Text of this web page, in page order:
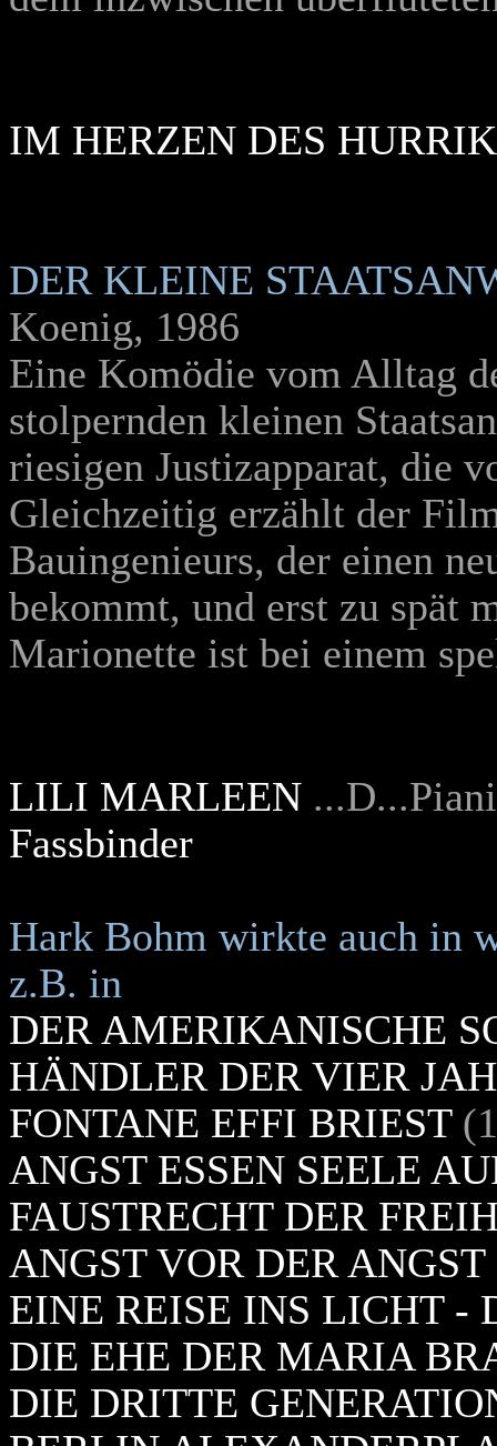
IM HERZEN DES
DER KLEINE
Koenig, 1986
Eine Komödie vom Alltag
stolpernden kleinen
riesigen Justizapparat, die
Gleichzeitig erzählt der
Bauingenieurs, der einen
bekommt, und erst zu spät
Marionette ist bei einem
LILI MARLEEN
Fassbinder
Hark Bohm wirkte auch in
z.B. in
DER AMERIKANISCHE
HÄNDLER DER VIER
FONTANE EFFI BRIEST
ANGST ESSEN SEELE
FAUSTRECHT DER
ANGST VOR DER ANGST
EINE REISE INS LICHT -
DIE EHE DER MARIA
DIE DRITTE